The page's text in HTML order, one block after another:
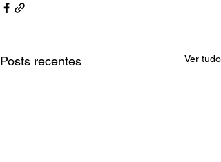
Posts recentes Ver tudo